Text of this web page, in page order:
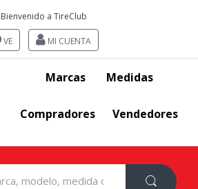
Bienvenido a TireClub
VE MI CUENTA
Marcas Medidas
Compradores Vendedores